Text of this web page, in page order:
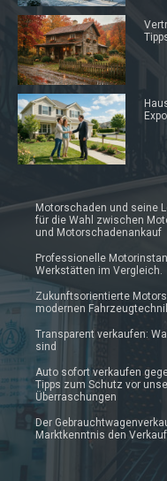
Motorschaden und seine
für die Wahl zwischen
und Motorschadenankauf
Professionelle
Werkstätten im Vergleich.
Zukunftsorientierte
modernen
Transparent verkaufen:
sind
Auto sofort verkaufen
Tipps zum Schutz vor
Überraschungen
Der
Marktkenntnis den